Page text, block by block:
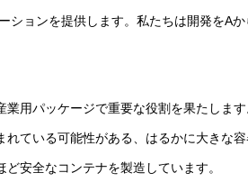
ョンを提供します。私たちは開発をA
用パッケージで重要な役割を果たしま
ている可能性がある、はるかに大きな
安全なコンテナを製造しています。